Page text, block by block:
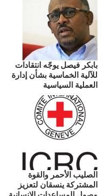
بابكر فيصل يوجّه انتقادات
للآلية الخماسية بشأن إدارة
العملية السياسية
الصليب الأحمر والقوة
المشتركة ينسقان لتعزيز